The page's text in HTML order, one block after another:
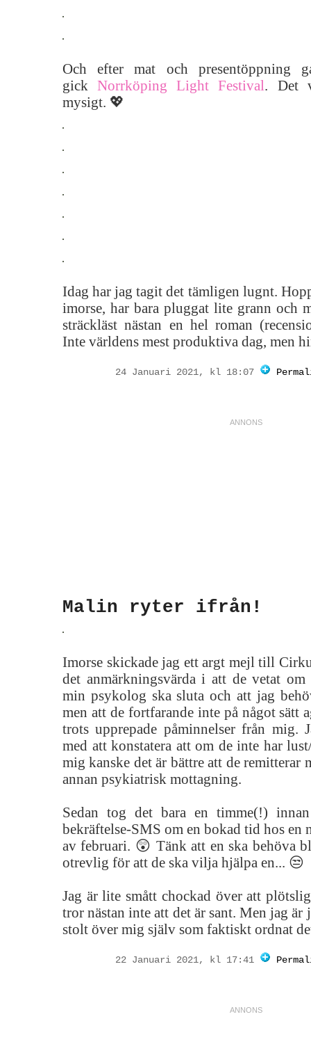
Och efter mat och
gickNorrköping Light Festival. Det
mysigt. 💖
Idag har jag tagit det tämligen lugnt.
imorse, har bara pluggat lite grann och
sträckläst nästan en hel roman
Inte världens mest produktiva dag, men
24 Januari 2021, kl 18:07
Malin ryter ifrån!
Imorse skickade jag ett argt mejl till
det anmärkningsvärda i att de vetat om
min psykolog ska sluta och att jag
men att de fortfarande inte på något sätt
trots upprepade påminnelser från mig.
med att konstatera att om de inte har
mig kanske det är bättre att de
annan psykiatrisk mottagning.
Sedan tog det bara en timme(!)
bekräftelse-SMS om en bokad tid hos
av februari. 😲 Tänk att en ska behöva
otrevlig för att de ska vilja hjälpa en... 😒
Jag är lite smått chockad över att
tror nästan inte att det är sant. Men jag
stolt över mig själv som faktiskt ordnat
22 Januari 2021, kl 17:41